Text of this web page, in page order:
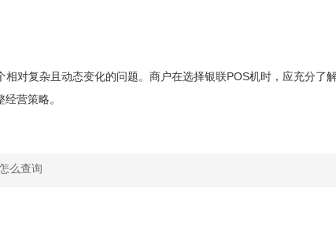
复杂且动态变化的问题。商户在选择银联POS机时，应充分了
营策略。
么查询